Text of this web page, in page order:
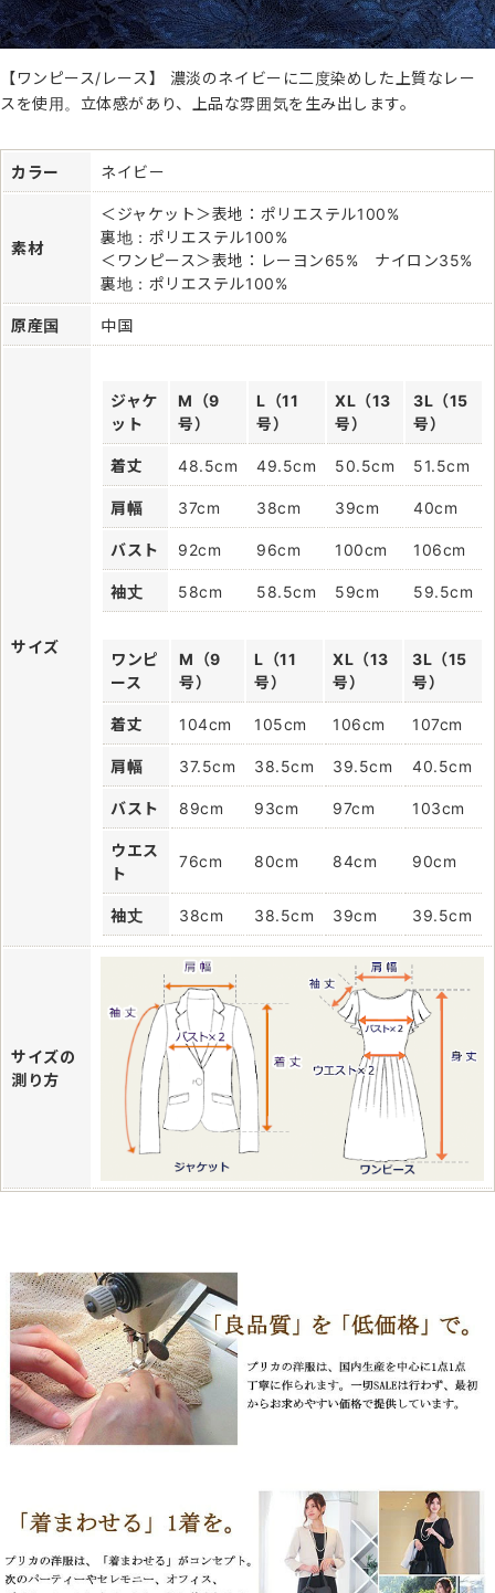
【ワンピース/レース】 濃淡のネイビーに二度染めした上質なレー
スを使用。立体感があり、上品な雰囲気を生み出します。
カラー ネイビー
素材
＜ジャケット＞表地：ポリエステル100%
裏地：ポリエステル100%
＜ワンピース＞表地：レーヨン65% ナイロン35%
裏地：ポリエステル100%
原産国 中国
サイズ
ジャケ
ット
M（9
号）
L（11
号）
XL（13
号）
3L（15
号）
着丈 48.5cm 49.5cm 50.5cm 51.5cm
肩幅 37cm 38cm 39cm 40cm
バスト 92cm 96cm 100cm 106cm
袖丈 58cm 58.5cm 59cm 59.5cm
ワンピ
ース
M（9
号）
L（11
号）
XL（13
号）
3L（15
号）
着丈 104cm 105cm 106cm 107cm
肩幅 37.5cm 38.5cm 39.5cm 40.5cm
バスト 89cm 93cm 97cm 103cm
ウエス
ト
76cm 80cm 84cm 90cm
袖丈 38cm 38.5cm 39cm 39.5cm
サイズの
測り方